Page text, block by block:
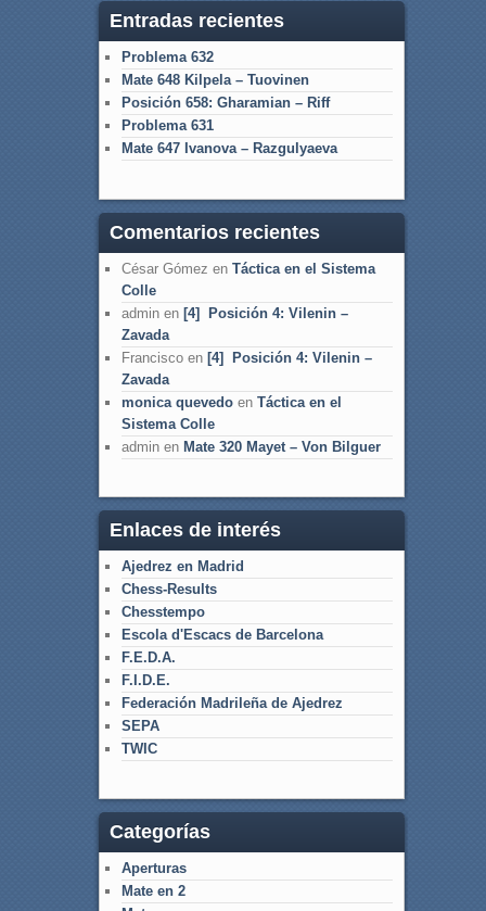
Entradas recientes
Problema 632
Mate 648 Kilpela – Tuovinen
Posición 658: Gharamian – Riff
Problema 631
Mate 647 Ivanova – Razgulyaeva
Comentarios recientes
César Gómez en Táctica en el Sistema
Colle
adminen [4] Posición 4: Vilenin –
Zavada
Franciscoen [4] Posición 4: Vilenin –
Zavada
monica quevedoen Táctica en el
Sistema Colle
adminen Mate 320 Mayet – Von Bilguer
Enlaces de interés
Ajedrez en Madrid
Chess-Results
Chesstempo
Escola d'Escacs de Barcelona
F.E.D.A.
F.I.D.E.
Federación Madrileña de Ajedrez
SEPA
TWIC
Categorías
Aperturas
Mate en 2